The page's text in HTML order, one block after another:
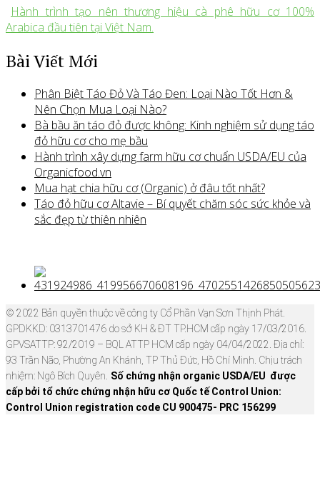
Hành trình tạo nên thương hiệu cà phê hữu cơ 100%
Arabica đầu tiên tại Việt Nam.
Bài Viết Mới
Phân Biệt Táo Đỏ Và Táo Đen: Loại Nào Tốt Hơn &
Nên Chọn Mua Loại Nào?
Bà bầu ăn táo đỏ được không: Kinh nghiệm sử dụng táo
đỏ hữu cơ cho mẹ bầu
Hành trình xây dựng farm hữu cơ chuẩn USDA/EU của
Organicfood.vn
Mua hạt chia hữu cơ (Organic) ở đâu tốt nhất?
Táo đỏ hữu cơ Altavie – Bí quyết chăm sóc sức khỏe và
sắc đẹp từ thiên nhiên
© 2022 Bản quyền thuộc về công ty Cổ Phần Vạn Sơn Thịnh Phát.
GPDKKD: 0313701476 do sở KH & ĐT TP.HCM cấp ngày 17/03/2016.
GPVSATTP: 92/2019 – BQL ATTP HCM cấp ngày 04/04/2022. Địa chỉ:
93 Trần Não, Phường An Khánh, TP Thủ Đức, Hồ Chí Minh. Chịu trách
nhiệm: Ngô Bích Quyên. Số chứng nhận organic USDA/EU được
cấp bởi tổ chức chứng nhận hữu cơ Quốc tế Control Union:
Control Union registration code CU 900475- PRC 156299